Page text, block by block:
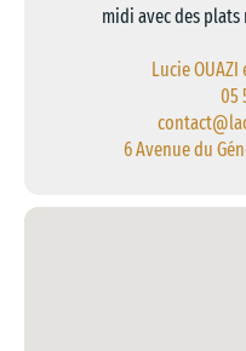
midi avec des
Lucie OUAZI
05
6 Avenue du